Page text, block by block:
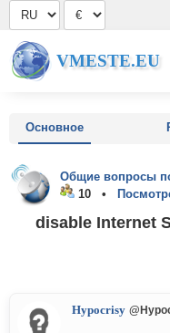
VMESTE.EU
Основное
Общие вопросы
10 •
disable Internet
Hypocrisy